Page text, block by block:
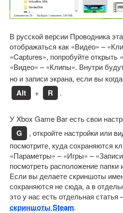
В русской версии Проводника
отображаться как «Видео» –
«Captures», попробуйте открыть
«Видео» – «Клипы». Внутри
но и записи экрана, если вы
Alt + R .
У Xbox Game Bar есть свои
G
, откройте настройки или
посмотрите, куда сохраняются
«Параметры» – «Игры» –
посмотреть расположение папки
Если вы делаете скриншоты
сохраняются не сюда, а в
это у нас есть отдельная статья
скриншоты Steam.